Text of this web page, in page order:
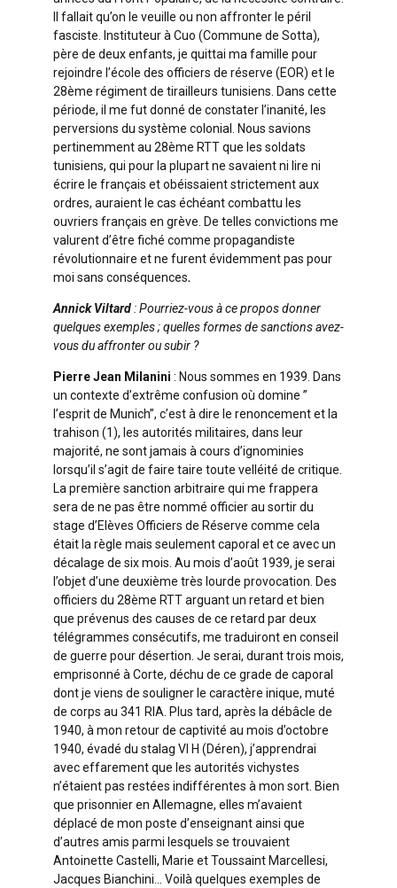
Il fallait qu’on le veuille ou non affronter le péril
fasciste. Instituteur à Cuo (Commune de Sotta),
père de deux enfants, je quittai ma famille pour
rejoindre l’école des officiers de réserve (EOR) et le
28ème régiment de tirailleurs tunisiens. Dans cette
période, il me fut donné de constater l’inanité, les
perversions du système colonial. Nous savions
pertinemment au 28ème RTT que les soldats
tunisiens, qui pour la plupart ne savaient ni lire ni
écrire le français et obéissaient strictement aux
ordres, auraient le cas échéant combattu les
ouvriers français en grève. De telles convictions me
valurent d’être fiché comme propagandiste
révolutionnaire et ne furent évidemment pas pour
moi sans conséquences.
Annick Viltard : Pourriez-vous à ce propos donner
quelques exemples ; quelles formes de sanctions avez-
vous du affronter ou subir ?
Pierre Jean Milanini : Nous sommes en 1939. Dans
un contexte d’extrême confusion où domine ”
l’esprit de Munich”, c’est à dire le renoncement et la
trahison (1), les autorités militaires, dans leur
majorité, ne sont jamais à cours d’ignominies
lorsqu’il s’agit de faire taire toute velléité de critique.
La première sanction arbitraire qui me frappera
sera de ne pas être nommé officier au sortir du
stage d’Elèves Officiers de Réserve comme cela
était la règle mais seulement caporal et ce avec un
décalage de six mois. Au mois d’août 1939, je serai
l’objet d’une deuxième très lourde provocation. Des
officiers du 28ème RTT arguant un retard et bien
que prévenus des causes de ce retard par deux
télégrammes consécutifs, me traduiront en conseil
de guerre pour désertion. Je serai, durant trois mois,
emprisonné à Corte, déchu de ce grade de caporal
dont je viens de souligner le caractère inique, muté
de corps au 341 RIA. Plus tard, après la débâcle de
1940, à mon retour de captivité au mois d’octobre
1940, évadé du stalag VI H (Déren), j’apprendrai
avec effarement que les autorités vichystes
n’étaient pas restées indifférentes à mon sort. Bien
que prisonnier en Allemagne, elles m’avaient
déplacé de mon poste d’enseignant ainsi que
d’autres amis parmi lesquels se trouvaient
Antoinette Castelli, Marie et Toussaint Marcellesi,
Jacques Bianchini… Voilà quelques exemples de